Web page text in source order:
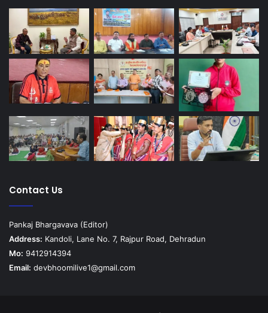
Contact Us
Pankaj Bhargavava (Editor)
Address: Kandoli, Lane No. 7, Rajpur Road, Dehradun
Mo: 9412914394
Email: devbhoomilive1@gmail.com